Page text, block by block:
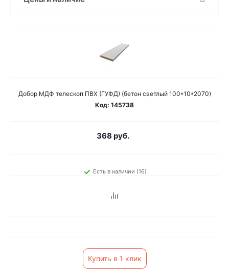
Добор МДФ телескоп ПВХ (ГУФД) (бетон светлый 100*10*2070)
Код: 145738
368 руб.
Есть в наличии (16)
Купить в 1 клик